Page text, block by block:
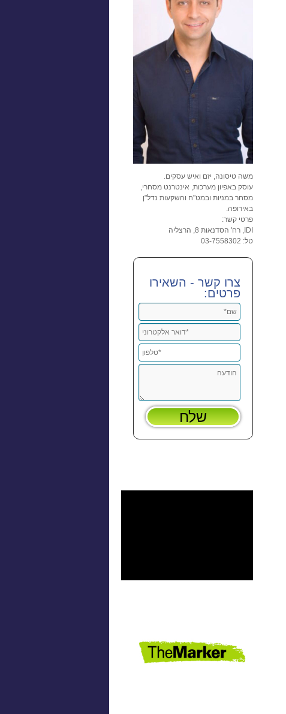
משה טיסונה, יזם ואיש עסקים.
עוסק באפיון מערכות, אינטרנט מסחרי,
מסחר במניות ובמט"ח והשקעות נדל"ן
באירופה.
פרטי קשר:
IDI, רח' הסדנאות 8, הרצליה
טל: 03-7558302
צרו קשר - השאירו
פרטים: